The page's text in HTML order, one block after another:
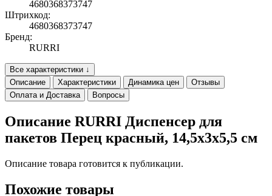
4680368373747
Штрихкод:
4680368373747
Бренд:
RURRI
Все характеристики ↓
Описание
Характеристики Динамика цен
Отзывы
Оплата и Доставка
Вопросы
Описание RURRI Диспенсер для
пакетов Перец красный, 14,5x3x5,5 см
Описание товара готовится к публикации.
Похожие товары